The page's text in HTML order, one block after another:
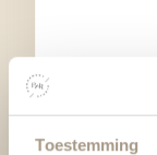
Toestemming